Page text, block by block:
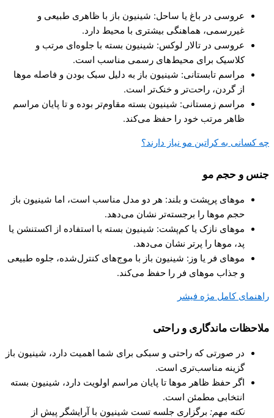
عروسی در باغ یا ساحل: شینیون باز با ظاهری طبیعی و
غیررسمی، هماهنگی بیشتری با محیط دارد.
عروسی در تالار لوکس: شینیون بسته با جلوه‌ای مرتب و
کلاسیک برای محیط‌های رسمی مناسب است.
مراسم تابستانی: شینیون باز به دلیل سبک بودن و فاصله موها
از گردن، راحت‌تر و خنک‌تر است.
مراسم زمستانی: شینیون بسته مقاوم‌تر بوده و تا پایان مراسم
ظاهر مرتب خود را حفظ می‌کند.
چه کسانی به کراتین مو نیاز دارند؟
جنس و حجم مو
موهای پرپشت و بلند: هر دو مدل مناسب است، اما شینیون باز
حجم موها را برجسته‌تر نشان می‌دهد.
موهای نازک یا کم‌پشت: شینیون بسته با استفاده از اکستنشن یا
پد، موها را پرتر نشان می‌دهد.
موهای فر یا وز: شینیون باز با موج‌های کنترل‌شده، جلوه طبیعی
و جذاب موهای فر را حفظ می‌کند.
راهنمای کامل مژه فیشر
ملاحظات ماندگاری و راحتی
در صورتی که راحتی و سبکی برای شما اهمیت دارد، شینیون باز
گزینه مناسب‌تری است.
اگر حفظ ظاهر موها تا پایان مراسم اولویت دارد، شینیون بسته
انتخابی مطمئن است.
نکته مهم:برگزاری جلسه تست شینیون با آرایشگر پیش از